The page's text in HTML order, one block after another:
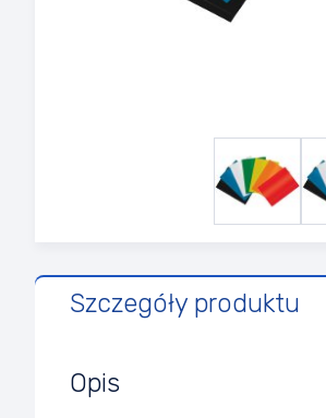
Szczegóły produktu
Opis